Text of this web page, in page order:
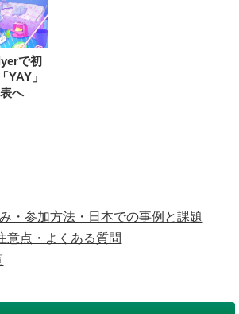
で初
YAY」
へ
・参加方法・日本での事例と課題
意点・よくある質問